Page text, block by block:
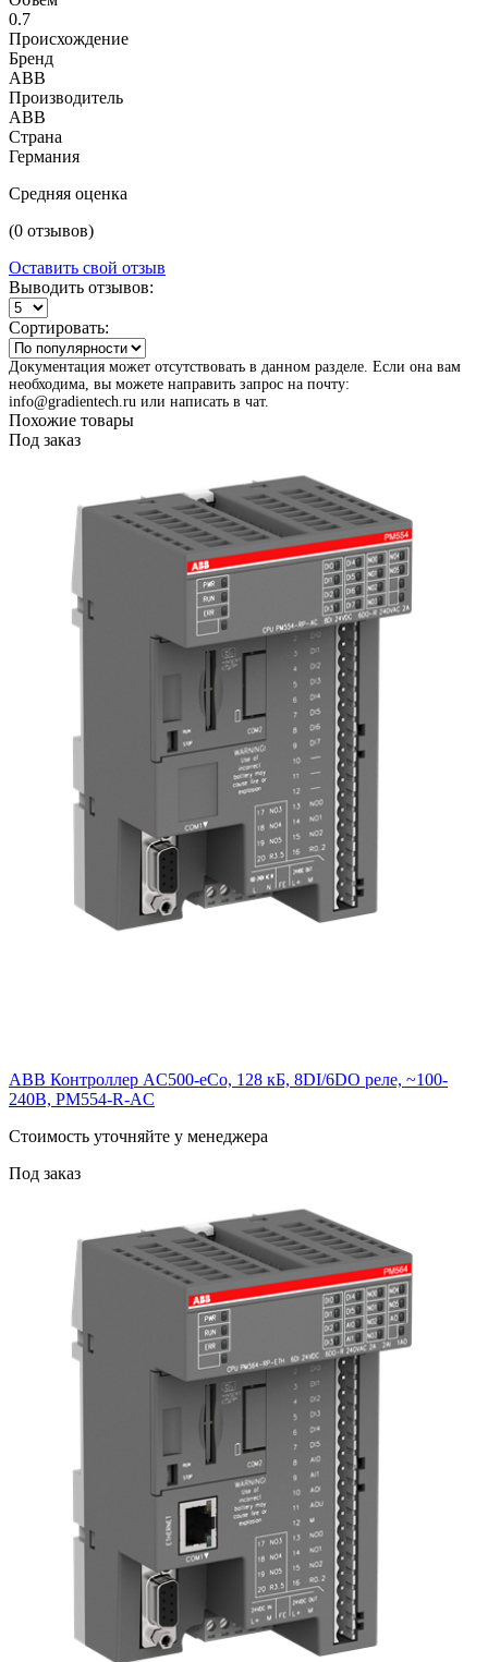
0.7
Происхождение
Бренд
ABB
Производитель
ABB
Страна
Германия
Средняя оценка
(0 отзывов)
Оставить свой отзыв
Выводить отзывов:
Сортировать:
Документация может отсутствовать в данном разделе. Если она вам
необходима, вы можете направить запрос на почту:
info@gradientech.ru или написать в чат.
Похожие товары
Под заказ
ABB Контроллер AC500-eCo, 128 кБ, 8DI/6DO реле, ~100-
240В, PM554-R-AC
Cтоимость уточняйте у менеджера
Под заказ